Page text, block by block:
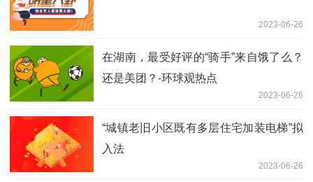
2023-06-26
在湖南，最受好评的“骑手”来自饿了么？
还是美团？-环球观热点
2023-06-26
“城镇老旧小区既有多层住宅加装电梯”拟
入法
2023-06-26